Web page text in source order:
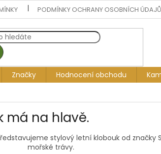
PODMÍNKY OCHRANY OSOBNÍCH ÚDAJŮ
Značky Hodnocení obchodu
má na hlavě.
stylový letní klobouk od značky
mořské trávy.